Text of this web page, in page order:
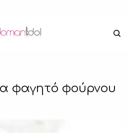
φαγητό φούρνου